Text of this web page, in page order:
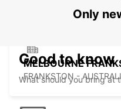
MELBOURNE
FRANKSTON -
Only
Good to know
What should you bring at